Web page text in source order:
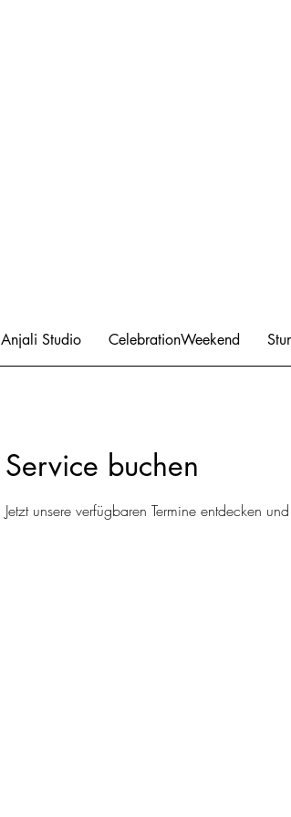
Anjali Studio CelebrationWeekend
Service buchen
Jetzt unsere verfügbaren Termine entdecken